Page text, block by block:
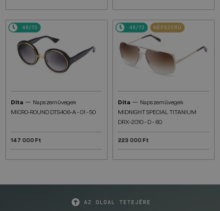
48/72
Dita — Napszemüvegek
MICRO-ROUND DTS406-A - 01 - 50
147 000 Ft
48/72 NÉPSZERŰ
Dita — Napszemüvegek
MIDNIGHT SPECIAL TITANIUM
DRX-2010 - D - 60
223 000 Ft
AZ OLDAL TETEJÉRE